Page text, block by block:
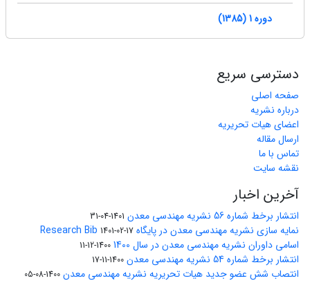
دوره 1 (1385)
دسترسی سریع
صفحه اصلی
درباره نشریه
اعضای هیات تحریریه
ارسال مقاله
تماس با ما
نقشه سایت
آخرین اخبار
انتشار برخط شماره 56 نشریه مهندسی معدن 1401-04-31
نمایه سازی نشریه مهندسی معدن در پایگاه Research Bib 1401-02-17
اسامی داوران نشریه مهندسی معدن در سال 1400 1400-12-11
انتشار برخط شماره 54 نشریه مهندسی معدن 1400-11-17
انتصاب شش عضو جدید هیات تحریریه نشریه مهندسی معدن 1400-08-05